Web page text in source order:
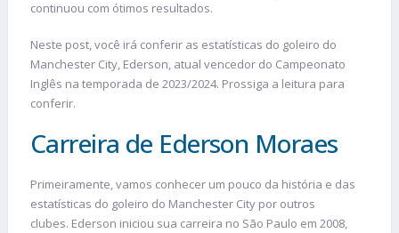
continuou com ótimos resultados.
Neste post, você irá conferir as estatísticas do goleiro do
Manchester City, Ederson, atual vencedor do Campeonato
Inglês na temporada de 2023/2024. Prossiga a leitura para
conferir.
Carreira de Ederson Moraes
Primeiramente, vamos conhecer um pouco da história e das
estatísticas do goleiro do Manchester City por outros
clubes. Ederson iniciou sua carreira no São Paulo em 2008,